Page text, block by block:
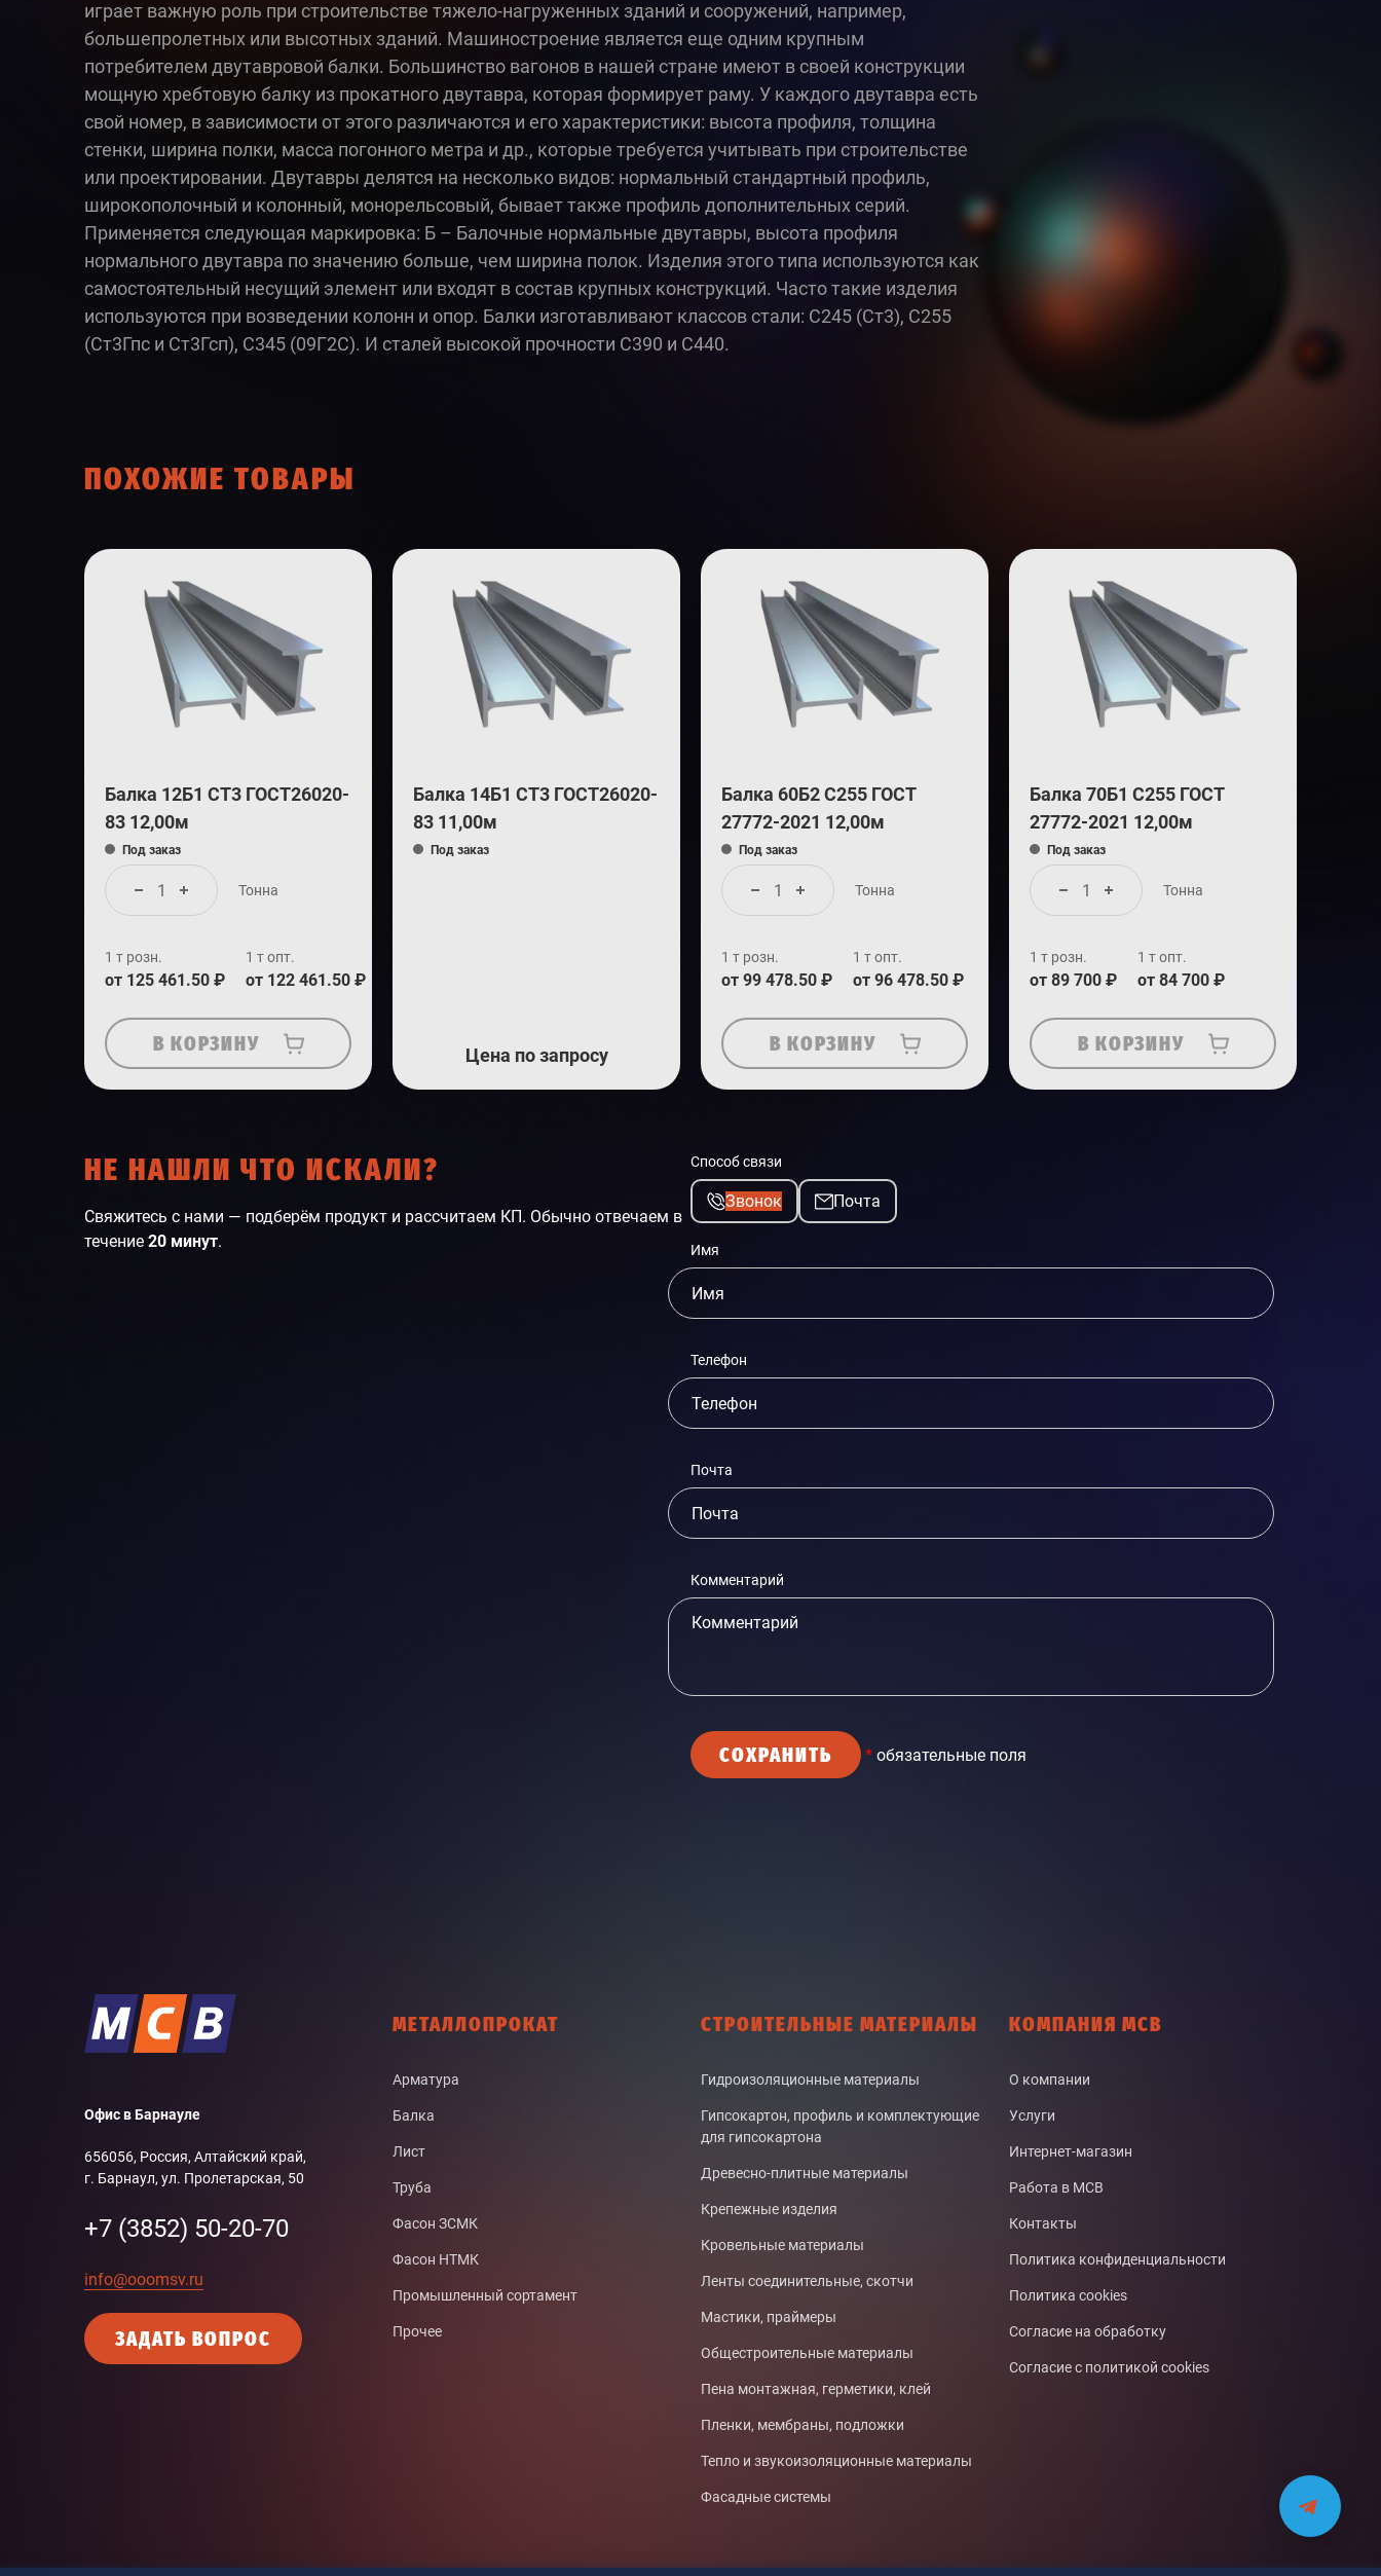
играет важную роль при строительстве тяжело-нагруженных зданий и сооружений, например,
большепролетных или высотных зданий. Машиностроение является еще одним крупным
потребителем двутавровой балки. Большинство вагонов в нашей стране имеют в своей конструкции
мощную хребтовую балку из прокатного двутавра, которая формирует раму. У каждого двутавра есть
свой номер, в зависимости от этого различаются и его характеристики: высота профиля, толщина
стенки, ширина полки, масса погонного метра и др., которые требуется учитывать при строительстве
или проектировании. Двутавры делятся на несколько видов: нормальный стандартный профиль,
широкополочный и колонный, монорельсовый, бывает также профиль дополнительных серий.
Применяется следующая маркировка: Б – Балочные нормальные двутавры, высота профиля
нормального двутавра по значению больше, чем ширина полок. Изделия этого типа используются как
самостоятельный несущий элемент или входят в состав крупных конструкций. Часто такие изделия
используются при возведении колонн и опор. Балки изготавливают классов стали: С245 (Ст3), С255
(Ст3Гпс и Ст3Гсп), С345 (09Г2С). И сталей высокой прочности С390 и С440.
ПОХОЖИЕ ТОВАРЫ
Балка 12Б1 СТ3 ГОСТ26020-
83 12,00м
Под заказ
Тонна
1 т розн.
от 125 461.50 ₽
1 т опт.
от 122 461.50 ₽
В КОРЗИНУ
Балка 14Б1 СТ3 ГОСТ26020-
83 11,00м
Под заказ
Цена по запросу
Балка 60Б2 С255 ГОСТ
27772-2021 12,00м
Под заказ
Тонна
1 т розн.
от 99 478.50 ₽
1 т опт.
от 96 478.50 ₽
В КОРЗИНУ
Балка 70Б1 С255 ГОСТ
27772-2021 12,00м
Под заказ
Тонна
1 т розн.
от 89 700 ₽
1 т опт.
от 84 700 ₽
В КОРЗИНУ
НЕ НАШЛИ ЧТО ИСКАЛИ?
Свяжитесь с нами — подберём продукт и рассчитаем КП. Обычно отвечаем в
течение 20 минут.
Способ связи
Звонок Почта
Имя
Телефон
Почта
Комментарий
СОХРАНИТЬ * обязательные поля
МЕТАЛЛОПРОКАТ
Арматура
Балка
Лист
Труба
Фасон ЗСМК
Фасон НТМК
Промышленный сортамент
Прочее
СТРОИТЕЛЬНЫЕ МАТЕРИАЛЫ
Гидроизоляционные материалы
Гипсокартон, профиль и комплектующие
для гипсокартона
Древесно-плитные материалы
Крепежные изделия
Кровельные материалы
Ленты соединительные, скотчи
Мастики, праймеры
Общестроительные материалы
Пена монтажная, герметики, клей
Пленки, мембраны, подложки
Тепло и звукоизоляционные материалы
Фасадные системы
КОМПАНИЯ МСВ
О компании
Услуги
Интернет-магазин
Работа в МСВ
Контакты
Политика конфиденциальности
Политика cookies
Согласие на обработку
Согласие с политикой cookies
Офис в Барнауле
656056, Россия, Алтайский край,
г. Барнаул, ул. Пролетарская, 50
+7 (3852) 50-20-70
info@ooomsv.ru
ЗАДАТЬ ВОПРОС